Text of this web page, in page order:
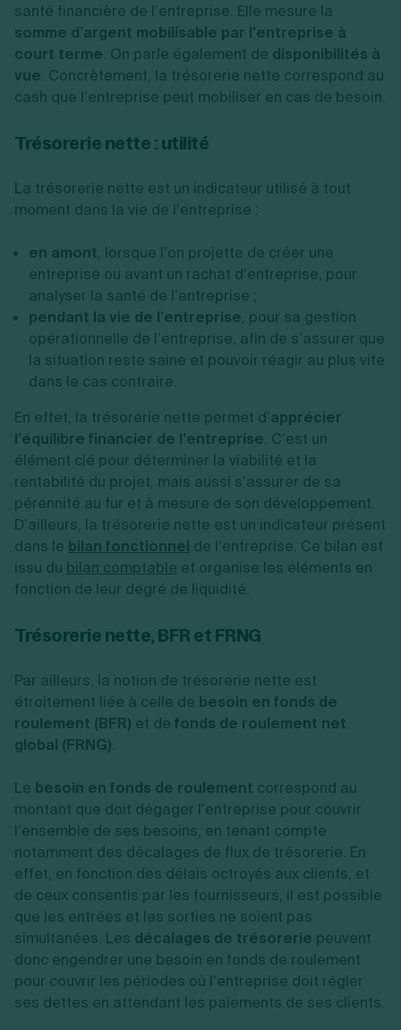
santé financière de l’entreprise. Elle mesure la
somme d’argent mobilisable par l’entreprise à
court terme. On parle également de disponibilités à
vue. Concrètement, la trésorerie nette correspond au
cash que l’entreprise peut mobiliser en cas de besoin.
Trésorerie nette : utilité
La trésorerie nette est un indicateur utilisé à tout
moment dans la vie de l’entreprise :
en amont, lorsque l’on projette de créer une
entreprise ou avant un rachat d’entreprise, pour
analyser la santé de l’entreprise ;
pendant la vie de l’entreprise, pour sa gestion
opérationnelle de l’entreprise, afin de s’assurer que
la situation reste saine et pouvoir réagir au plus vite
dans le cas contraire.
En effet, la trésorerie nette permet d’apprécier
l’équilibre financier de l’entreprise. C’est un
élément clé pour déterminer la viabilité et la
rentabilité du projet, mais aussi s’assurer de sa
pérennité au fur et à mesure de son développement.
D’ailleurs, la trésorerie nette est un indicateur présent
dans le bilan fonctionnel de l’entreprise. Ce bilan est
issu du bilan comptable et organise les éléments en
fonction de leur degré de liquidité.
Trésorerie nette, BFR et FRNG
Par ailleurs, la notion de trésorerie nette est
étroitement liée à celle de besoin en fonds de
roulement (BFR) et de fonds de roulement net
global (FRNG).
Le besoin en fonds de roulement correspond au
montant que doit dégager l’entreprise pour couvrir
l’ensemble de ses besoins, en tenant compte
notamment des décalages de flux de trésorerie. En
effet, en fonction des délais octroyés aux clients, et
de ceux consentis par les fournisseurs, il est possible
que les entrées et les sorties ne soient pas
simultanées. Les décalages de trésorerie peuvent
donc engendrer une besoin en fonds de roulement
pour couvrir les périodes où l’entreprise doit régler
ses dettes en attendant les paiements de ses clients.